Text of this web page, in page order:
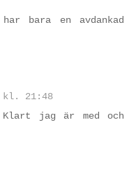
bara en avdankad
kl. 21:48
jag är med och